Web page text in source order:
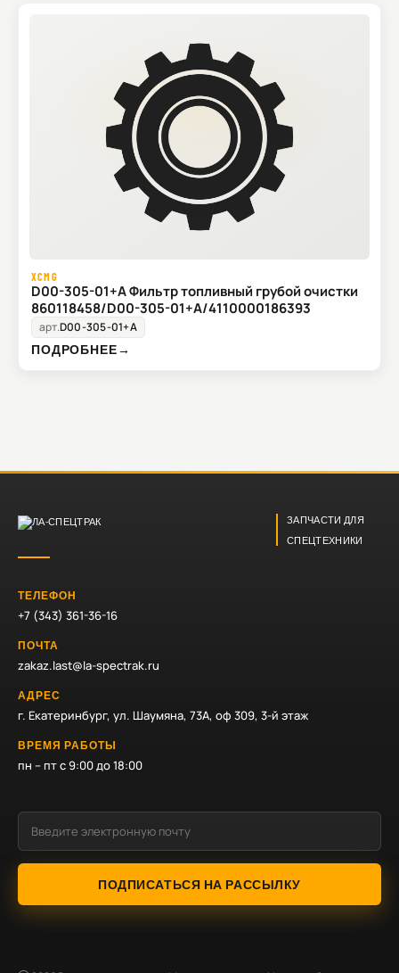
XCMG
D00-305-01+A Фильтр топливный грубой очистки
860118458/D00-305-01+A/4110000186393
арт.D00-305-01+A
ПОДРОБНЕЕ→
ЗАПЧАСТИ ДЛЯ
СПЕЦТЕХНИКИ
ТЕЛЕФОН
+7 (343) 361-36-16
ПОЧТА
zakaz.last@la-spectrak.ru
АДРЕС
г. Екатеринбург, ул. Шаумяна, 73А, оф 309, 3-й этаж
ВРЕМЯ РАБОТЫ
пн – пт с 9:00 до 18:00
ПОДПИСАТЬСЯ НА РАССЫЛКУ